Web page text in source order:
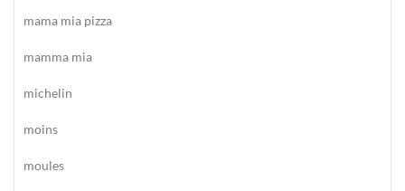
mama mia pizza
mamma mia
michelin
moins
moules